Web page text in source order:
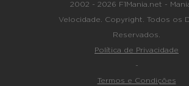
2002 - 2026 F1Mania.net -
Velocidade. Copyright. Todos os
Reservados.
Política de Privacidade
-
Termos e Condições